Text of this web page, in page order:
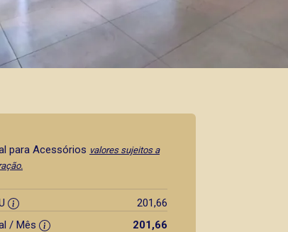
para Acessórios valores sujeitos a
201,66
/ Mês
201,66